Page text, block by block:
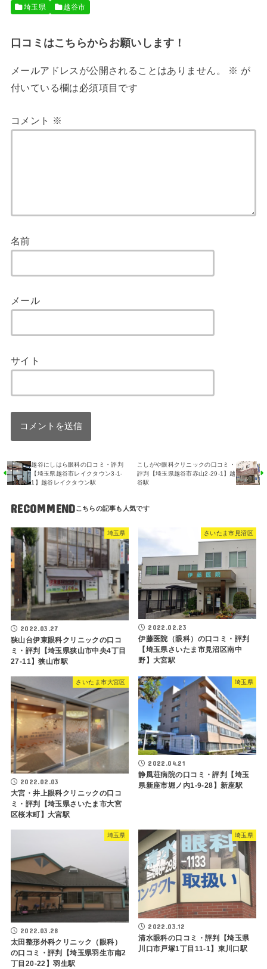
埼玉県 越谷市
口コミはこちらからお願いします！
メールアドレスが公開されることはありません。 ※ が
付いている欄は必須項目です
コメント ※
名前
メール
サイト
越谷にしはら眼科の口コミ・評判
【埼玉県越谷市レイクタウン3-1-
1】越谷レイクタウン駅
こしがや眼科クリニックの口コミ・
評判【埼玉県越谷市赤山2-29-1】越
谷駅
RECOMMEND
埼玉県
2022.03.27
狭山台伊東眼科クリニックの口コ
ミ・評判【埼玉県狭山市中央4丁目
27-11】狭山市駅
さいたま市見沼区
2022.02.23
伊藤医院（眼科）の口コミ・評判
【埼玉県さいたま市見沼区南中
野】大宮駅
さいたま市大宮区
2022.02.03
大宮・井上眼科クリニックの口コ
ミ・評判【埼玉県さいたま市大宮
区桜木町】大宮駅
埼玉県
2022.04.21
静風荘病院の口コミ・評判【埼玉
県新座市堀ノ内1-9-28】新座駅
埼玉県
2022.03.28
太田整形外科クリニック（眼科）
の口コミ・評判【埼玉県羽生市南2
丁目20-22】羽生駅
埼玉県
2022.03.12
清水眼科の口コミ・評判【埼玉県
川口市戸塚1丁目11-1】東川口駅